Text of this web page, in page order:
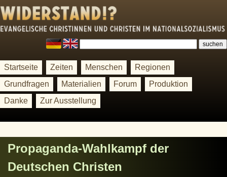
Startseite Zeiten Menschen
Regionen
Grundfragen
Materialien Forum
Produktion
Danke
Zur Ausstellung
Propaganda-Wahlkampf der
Deutschen Christen